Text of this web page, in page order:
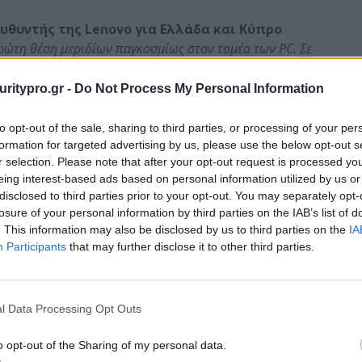
- Do Not Process My Personal Information
opt-out of the sale, sharing to third parties, or processing of your
for targeted advertising by us, please use the below opt-out
selection. Please note that after your opt-out request is processed
interest-based ads based on personal information utilized by us
to third parties prior to your opt-out. You may separately
of your personal information by third parties on the IAB’s list of
This information may also be disclosed by us to third parties on the
Participants that may further disclose it to other third parties.
Data Processing Opt Outs
opt-out of the Sharing of my personal data.
της Lenovo για Ελλάδα και Κύπρο
θέση μεριδίων παγκοσμίως στον τομέα των PC. Σε
45.000 συστήματα ηλεκτρονικών Υπολογιστών
τωνtablets , η εταιρεία έχει ήδη κερδίσει μερίδιο
Θεωρούμε ότι η συνεργασία μας με τη
επιτυχία, ενώ παράλληλα προσδοκούμε σε μια εξίσου
Miix, Lenovo Yoga 11s και Flexαπό την
τα πλεονεκτήματα
η πρώτη εταιρία που εισήγαγε την έννοια